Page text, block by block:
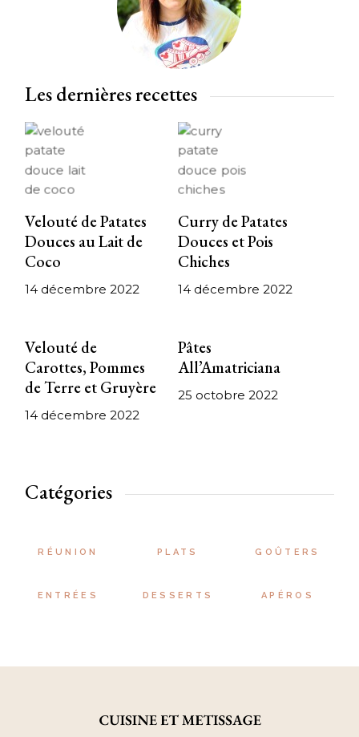
Les dernières recettes
Velouté de Patates
Douces au Lait de
Coco
14 décembre 2022
Curry de Patates
Douces et Pois
Chiches
14 décembre 2022
Velouté de
Carottes, Pommes
de Terre et Gruyère
14 décembre 2022
Pâtes
All’Amatriciana
25 octobre 2022
Catégories
RÉUNION PLATS GOÛTERS
ENTRÉES DESSERTS APÉROS